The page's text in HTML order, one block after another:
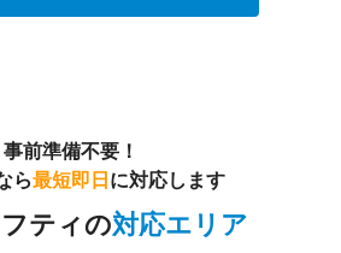
事前準備不要！
ら最短即日 に対応します
ティの対応エリア